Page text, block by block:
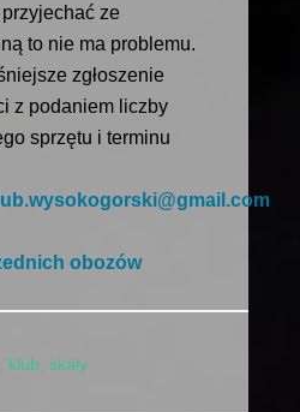
ze
to nie ma problemu.
zgłoszenie
z podaniem liczby
sprzętu i terminu
obozów
klub skały